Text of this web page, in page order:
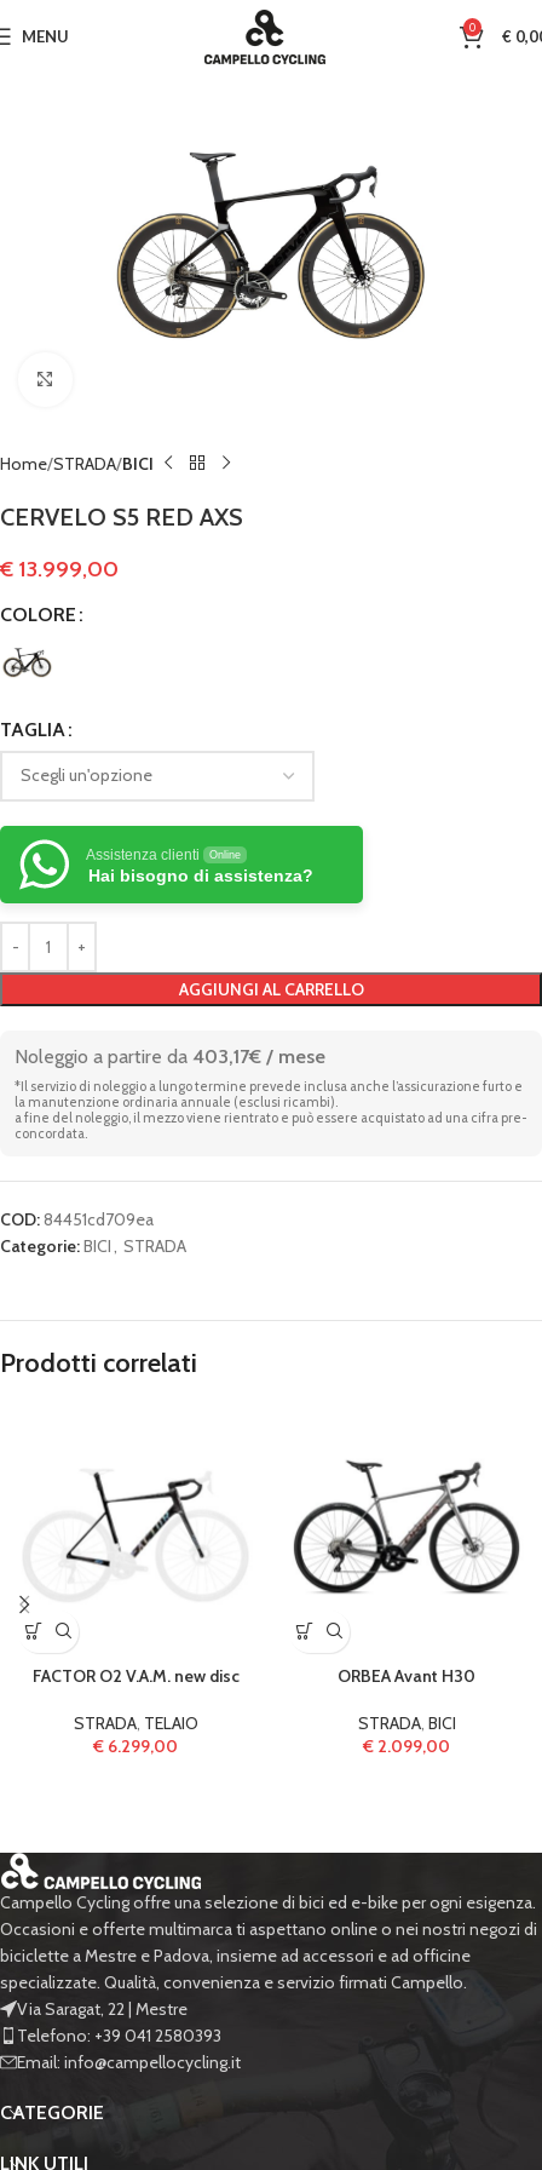
MENU 0 €
Home STRADA BICI
CERVELO S5 RED AXS
€ 13.999,00
COLORE
TAGLIA
AGGIUNGI AL CARRELLO
Assistenza clienti Online
Hai bisogno di assistenza?
Noleggio a partire da 403,17€ / mese
*Il servizio di noleggio a lungo termine prevede inclusa anche l’assicurazione furto e
la manutenzione ordinaria annuale (esclusi ricambi).
a fine del noleggio, il mezzo viene rientrato e può essere acquistato ad una cifra pre-
concordata.
COD:84451cd709ea
Categorie:BICI, STRADA
Prodotti correlati
FACTOR O2 V.A.M. new disc
STRADA, TELAIO
€ 6.299,00
ORBEA Avant H30
STRADA, BICI
€ 2.099,00
Campello Cycling offre una selezione di bici ed e-bike per ogni esigenza.
Occasioni e offerte multimarca ti aspettano online o nei nostri negozi di
biciclette a Mestre e Padova, insieme ad accessori e ad officine
specializzate. Qualità, convenienza e servizio firmati Campello.
Via Saragat, 22 | Mestre
Telefono: +39 041 2580393
Email: info@campellocycling.it
CATEGORIE
LINK UTILI